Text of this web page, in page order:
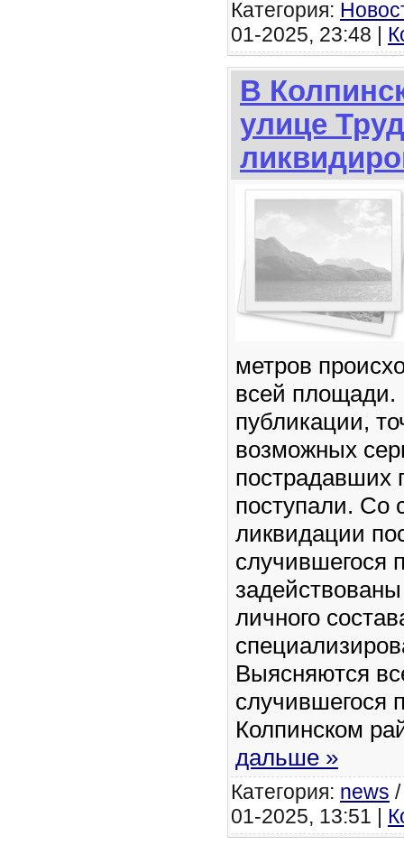
Категория:
01-2025, 23:48 |
В
улице
метров
всей
публикации,
возможных
пострадавших
поступали. Со
ликвидации
случившегося
личного
Выясняются
случившегося
Колпинском
дальше »
Категория: news
01-2025, 13:51 |